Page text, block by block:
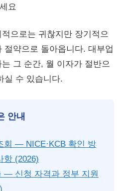
요
으로는 귀찮지만 장기적으
절약으로 돌아옵니다. 대부업
그 순간, 월 이자가 절반으
실 수 있습니다.
안내
회 — NICE·KCB 확인 방
항 (2026)
— 신청 자격과 정부 지원